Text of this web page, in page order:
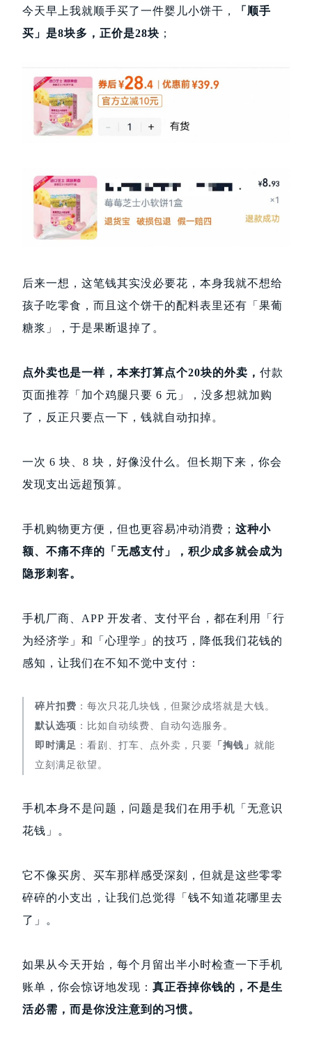
今天早上我就顺手买了一件婴儿小饼干，
「顺手
买」是8块多，正价是28块 ；
后来一想，这笔钱其实没必要花，本身我就不想给
孩子吃零食，而且这个饼干的配料表里还有「果葡
糖浆」，于是果断退掉了。
点外卖也是一样，本来打算点个20块的外卖， 付款
页面推荐「加个鸡腿只要 6 元」，没多想就加购
了，反正只要点一下，钱就自动扣掉。
一次 6 块、8 块，好像没什么。但长期下来，你会
发现支出远超预算。
手机购物更方便，但也更容易冲动消费； 这种小
额、不痛不痒的「无感支付」，积少成多就会成为
隐形刺客。
手机厂商、APP 开发者、支付平台，都在利用「行
为经济学」和「心理学」的技巧，降低我们花钱的
感知，让我们在不知不觉中支付：
碎片扣费 ：每次只花几块钱，但聚沙成塔就是大钱。
默认选项 ：比如自动续费、自动勾选服务。
即时满足 ：看剧、打车、点外卖，只要 「掏钱」 就能
立刻满足欲望。
手机本身不是问题，问题是我们在用手机「无意识
花钱」。
它不像买房、买车那样感受深刻，但就是这些零零
碎碎的小支出，让我们总觉得「钱不知道花哪里去
了」。
如果从今天开始，每个月留出半小时检查一下手机
账单，你会惊讶地发现： 真正吞掉你钱的，不是生
活必需，而是你没注意到的习惯。